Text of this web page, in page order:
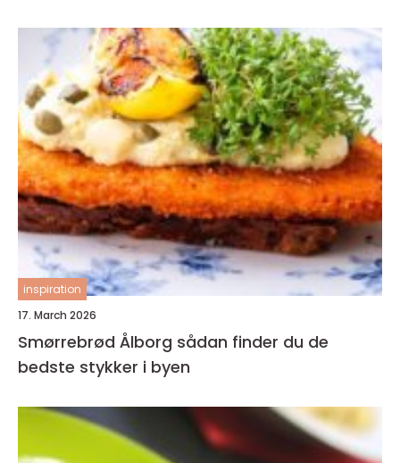
inspiration
17. March 2026
Smørrebrød Ålborg sådan finder du de
bedste stykker i byen